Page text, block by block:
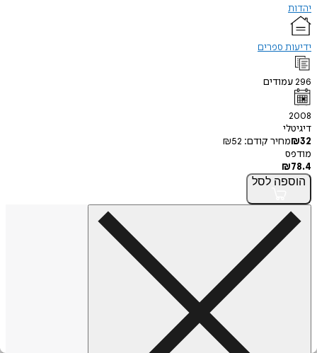
יהדות
ידיעות ספרים
296עמודים
2008
דיגיטלי
₪32 מחיר קודם: ₪52
מודפס
₪78.4
הוספה לסל